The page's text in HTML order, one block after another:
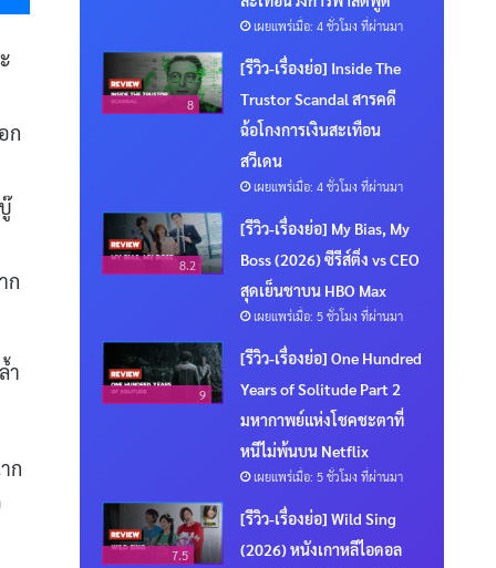
ก
ก
ำ
ก
เผยแพร่เมื่อ: 4 ชั่วโมง ที่ผ่านมา
8
[รีวิว-เรื่องย่อ] Inside The
Trustor Scandal สารคดี
ฉ้อโกงการเงินสะเทือน
สวีเดน
เผยแพร่เมื่อ: 4 ชั่วโมง ที่ผ่านมา
8.2
[รีวิว-เรื่องย่อ] My Bias, My
Boss (2026) ซีรีส์ติ่ง vs CEO
สุดเย็นชาบน HBO Max
เผยแพร่เมื่อ: 5 ชั่วโมง ที่ผ่านมา
9
[รีวิว-เรื่องย่อ] One Hundred
Years of Solitude Part 2
มหากาพย์แห่งโชคชะตาที่
หนีไม่พ้นบน Netflix
เผยแพร่เมื่อ: 5 ชั่วโมง ที่ผ่านมา
7.5
[รีวิว-เรื่องย่อ] Wild Sing
(2026) หนังเกาหลีไอดอล